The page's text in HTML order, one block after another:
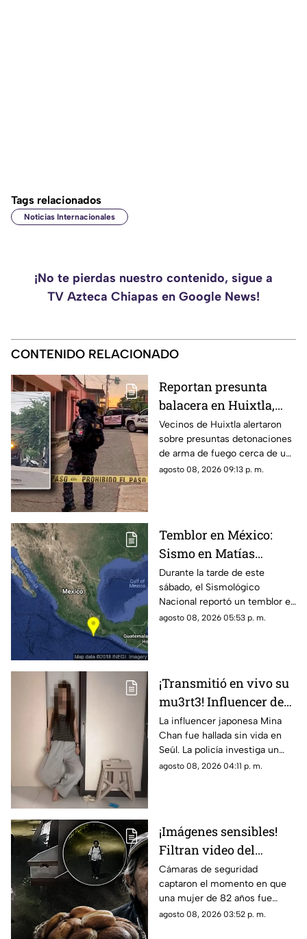
Tags relacionados
Noticias Internacionales
¡No te pierdas nuestro contenido, sigue a
TV Azteca Chiapas en Google News!
CONTENIDO RELACIONADO
Reportan presunta
balacera en Huixtla,
Chiapas: Vecinos
alertan por
detonaciones de fuego
Vecinos de Huixtla alertaron
sobre presuntas detonaciones
de arma de fuego cerca de una
bodega de café. Circulan
agosto 08, 2026 09:13 p. m.
Temblor en México:
Sismo en Matías
Romero, Oaxaca, hoy 8
de agosto de 2026
Durante la tarde de este
sábado, el Sismológico
Nacional reportó un temblor en
México hoy, con epicentro en
agosto 08, 2026 05:53 p. m.
¡Transmitió en vivo su
mu3rt3! Influencer de
k-pop Mina Chan
estaba en su
departamento de Seúl
La influencer japonesa Mina
Chan fue hallada sin vida en
Seúl. La policía investiga un
posible suicidio tras una alerta
agosto 08, 2026 04:11 p. m.
¡Imágenes sensibles!
Filtran video del
asesinato de abuelita
vendedora de cemitas
en Puebla: le robaron
unos pesos
Cámaras de seguridad
captaron el momento en que
una mujer de 82 años fue
asesinada al regresar de
agosto 08, 2026 03:52 p. m.